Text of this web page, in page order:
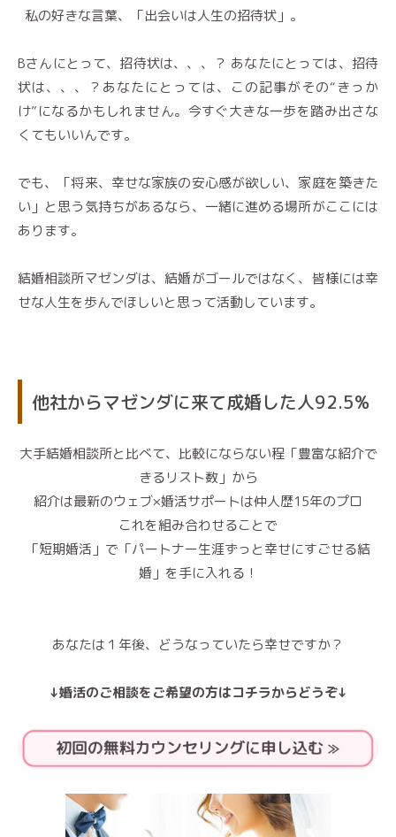
私の好きな言葉、「出会いは人生の招待状」。
Bさんにとって、招待状は、、、？ あなたにとっては、招待
状は、、、？あなたにとっては、この記事がその“きっか
け”になるかもしれません。今すぐ大きな一歩を踏み出さな
くてもいいんです。
でも、「将来、幸せな家族の安心感が欲しい、家庭を築きた
い」と思う気持ちがあるなら、一緒に進める場所がここには
あります。
結婚相談所マゼンダは、結婚がゴールではなく、皆様には幸
せな人生を歩んでほしいと思って活動しています。
他社からマゼンダに来て成婚した人92.5%
大手結婚相談所と比べて、比較にならない程「豊富な紹介で
きるリスト数」から
紹介は最新のウェブ×婚活サポートは仲人歴15年のプロ
これを組み合わせることで
「短期婚活」で「パートナー生涯ずっと幸せにすごせる結
婚」を手に入れる！
あなたは１年後、どうなっていたら幸せですか？
↓婚活のご相談をご希望の方はコチラからどうぞ↓